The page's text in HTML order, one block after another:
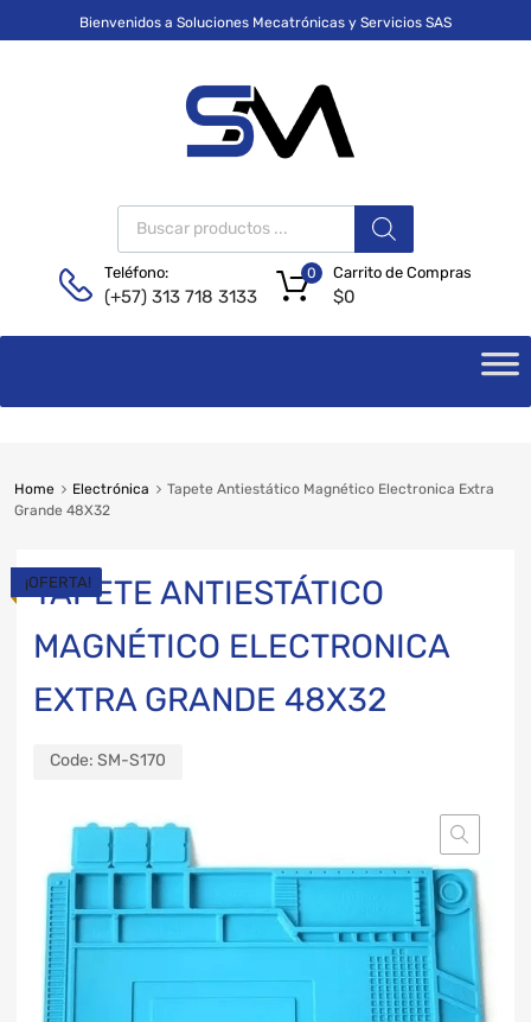
Bienvenidos a Soluciones Mecatrónicas y Servicios SAS
Teléfono:
(+57) 313 718 3133
Carrito de Compras
$0
0
Home Electrónica
Tapete Antiestático Magnético Electronica Extra
Grande 48X32
TAPETE ANTIESTÁTICO
MAGNÉTICO ELECTRONICA
EXTRA GRANDE 48X32
Code: SM-S170
¡OFERTA!